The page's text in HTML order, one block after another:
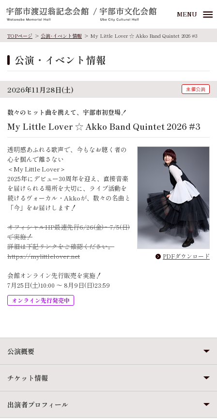
MENU
TOPページ 公演･イベント情報 My Little Lover ☆ Akko Band Quintet 2026 #3
公演・イベント情報
2026年11月28日(土) 主催公演
数々のヒット曲を携えて、宇部市初登場！
My Little Lover ☆ Akko Band Quintet 2026 #3
透明感あふれる歌声で、今もなお聴く者の
心を掴んで離さない
＜My Little Lover＞
2025年にデビュー30周年を迎え、直接音楽
を届けられる場所を大切に、ライブ活動を
続けるヴォーカル・Akkoが、数々の名曲と
「今」をお届けします！
オフィシャルHP最速先行6/26(金)～7/5(日)
で実施！
詳細は下記リンクをご確認ください。
https://mylittlelover.net
会館オンライン先行販売を実施！
7月25日(土)10:00 ～ 8月9日(日)23:59
オンライン先行発売中
PDFダウンロード
公演概要
チケット情報
出演者プロフィール